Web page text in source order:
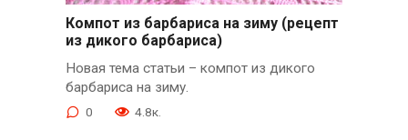
Компот из барбариса на зиму (рецепт
из дикого барбариса)
Новая тема статьи – компот из дикого
барбариса на зиму.
0 4.8к.